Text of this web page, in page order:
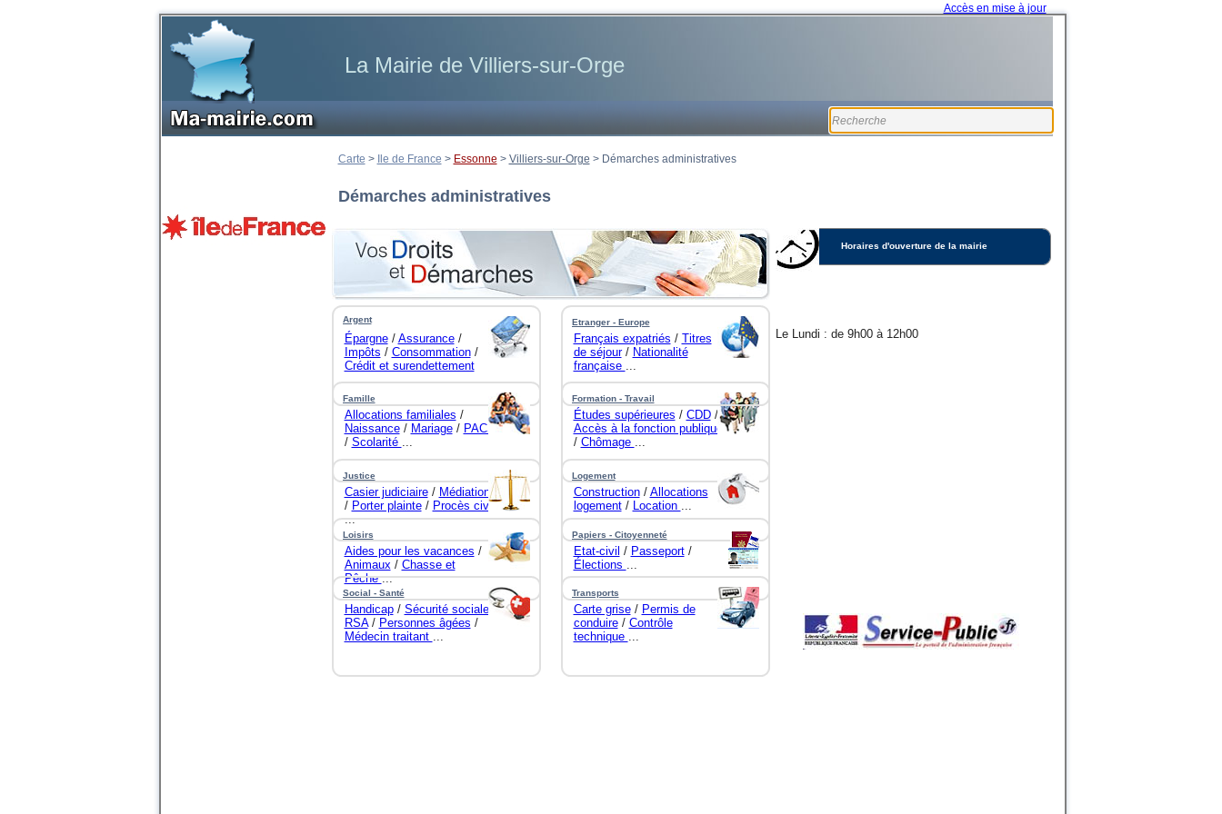
La Mairie de Villiers-sur-Orge
Carte > Ile de France > Essonne > Villiers-sur-Orge > Démarches administratives
Démarches administratives
Horaires d'ouverture de la mairie
Le Lundi : de 9h00 à 12h00
Loisirs
Aides pour les vacances /
Animaux/ Chasse et
Pêche...
Justice
Casier judiciaire/ Médiation
/ Porter plainte/ Procès civil
...
Famille
Allocations familiales /
Naissance/ Mariage/ PACS
/ Scolarité ...
Argent
Épargne/ Assurance/
Impôts / Consommation/
Crédit et surendettement
...
Papiers - Citoyenneté
Etat-civil / Passeport/
Élections ...
Logement
Construction/ Allocations
logement/ Location ...
Formation - Travail
Études supérieures / CDD/
Accès à la fonction publique
/ Chômage ...
Social - Santé
Handicap/ Sécurité sociale /
RSA/ Personnes âgées /
Médecin traitant ...
Transports
Carte grise/ Permis de
conduire/ Contrôle
technique ...
Etranger - Europe
Français expatriés / Titres
de séjour/ Nationalité
française ...
Accès en mise à jour